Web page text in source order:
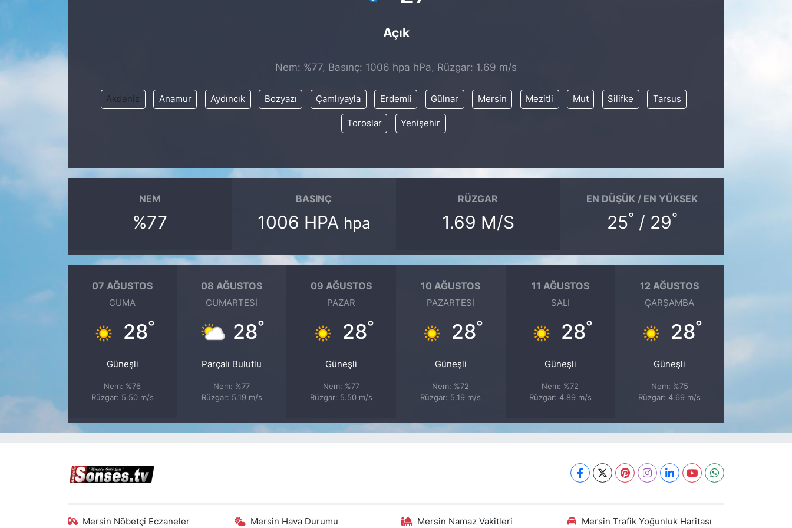
Açık
Nem: %77, Basınç: 1006 hpa hPa, Rüzgar: 1.69 m/s
Akdeniz Anamur Aydıncık Bozyazı Çamlıyayla Erdemli Gülnar Mersin Mezitli Mut Silifke Tarsus
Toroslar Yenişehir
NEM
%77
BASINÇ
1006 HPA hpa
RÜZGAR
1.69 M/S
EN DÜŞÜK / EN YÜKSEK
25° / 29°
07 AĞUSTOS
CUMA
28°
Güneşli
Nem: %76
Rüzgar: 5.50 m/s
08 AĞUSTOS
CUMARTESI
28°
Parçalı Bulutlu
Nem: %77
Rüzgar: 5.19 m/s
09 AĞUSTOS
PAZAR
28°
Güneşli
Nem: %77
Rüzgar: 5.50 m/s
10 AĞUSTOS
PAZARTESI
28°
Güneşli
Nem: %72
Rüzgar: 5.19 m/s
11 AĞUSTOS
SALI
28°
Güneşli
Nem: %72
Rüzgar: 4.89 m/s
12 AĞUSTOS
ÇARŞAMBA
28°
Güneşli
Nem: %75
Rüzgar: 4.69 m/s
Mersin Nöbetçi Eczaneler Mersin Hava Durumu Mersin Namaz Vakitleri Mersin Trafik Yoğunluk Haritası
YEREL HABER